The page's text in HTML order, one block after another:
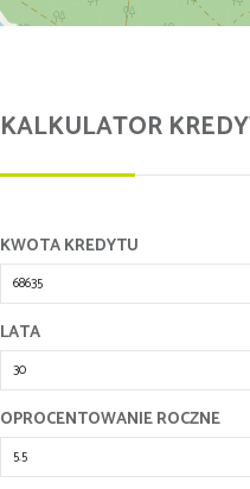
KALKULATOR
KWOTA KREDYTU
LATA
OPROCENTOWANIE ROCZNE